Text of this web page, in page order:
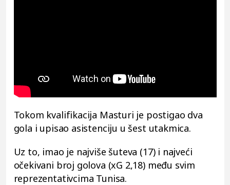
Tokom kvalifikacija Masturi je postigao dva
gola i upisao asistenciju u šest utakmica.
Uz to, imao je najviše šuteva (17) i najveći
očekivani broj golova (xG 2,18) među svim
reprezentativcima Tunisa.